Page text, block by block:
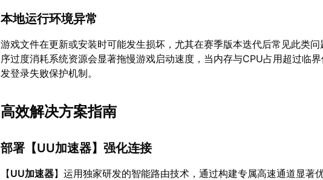
本地运行环境异常
游戏文件在更新或安装时可能发生损坏，尤其在赛季版本迭代后常见此类
序过度消耗系统资源会显著拖慢游戏启动速度，当内存与CPU占用超过临
发登录失败保护机制。
高效解决方案指南
部署【UU加速器】强化连接
【UU加速器】运用独家研发的智能路由技术，通过构建专属高速通道显著